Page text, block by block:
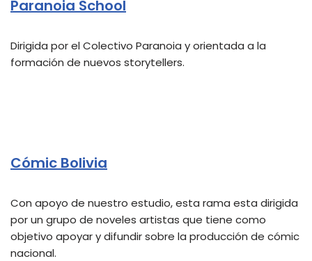
Paranoia School
Dirigida por el Colectivo Paranoia y orientada a la
formación de nuevos storytellers.
Cómic Bolivia
Con apoyo de nuestro estudio, esta rama esta dirigida
por un grupo de noveles artistas que tiene como
objetivo apoyar y difundir sobre la producción de cómic
nacional.